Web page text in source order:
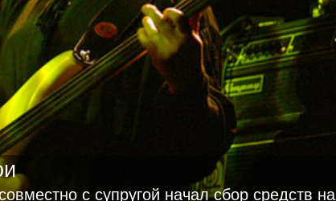
с супругой начал сбор средств на